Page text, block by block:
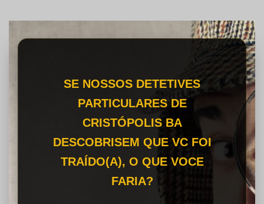
SE NOSSOS DETETIVES
PARTICULARES DE
CRISTÓPOLIS BA
DESCOBRISEM QUE VC FOI
TRAÍDO(A), O QUE VOCE
FARIA?